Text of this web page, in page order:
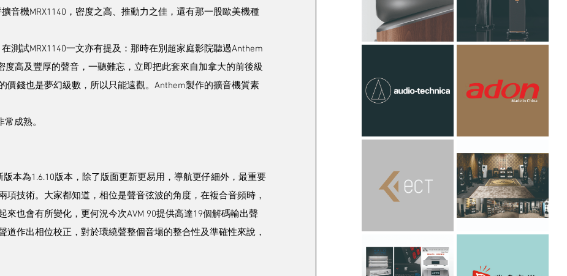
音機MRX1140，密度之高、推動力之佳，還有那一股歐美機種
測試MRX1140一文亦有提及：那時在別超家庭影院聽過Anthem
度高及豐厚的聲音，一聽難忘，立即把此套來自加拿大的前後級
價錢也是夢幻級數，所以只能遠觀。Anthem製作的擴音機質素
成熟。
版本為1.6.10版本，除了版面更新更易用，導航更仔細外，最重要
技術。大家都知道，相位是聲音弦波的角度，在複合音頻時，
也會有所變化，更何況今次AVM 90提供高達19個解碼輸出聲
作出相位校正，對於環繞聲整個音場的整合性及準確性來說，